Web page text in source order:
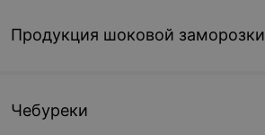
Продукция шоковой заморозки
Чебуреки